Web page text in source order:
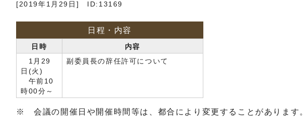
[2019年1月29日] ID:13169
日程・内容
日時
内容
1月29
日(火)
午前10
時00分～
副委員長の辞任許可について
※ 会議の開催日や開催時間等は、都合により変更することがあります。